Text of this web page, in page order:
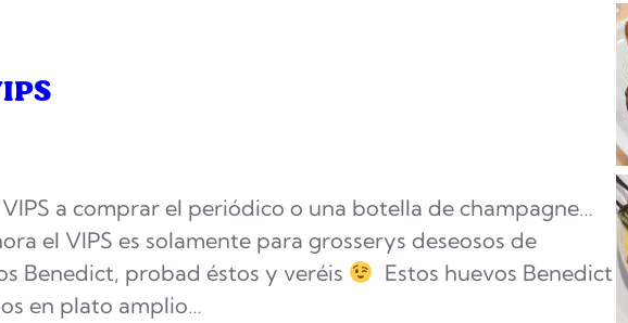
a comprar el periódico o una botella de champagne…
el VIPS es solamente para grosserys deseosos de
Benedict, probad éstos y veréis
Estos huevos Benedict
en plato amplio…